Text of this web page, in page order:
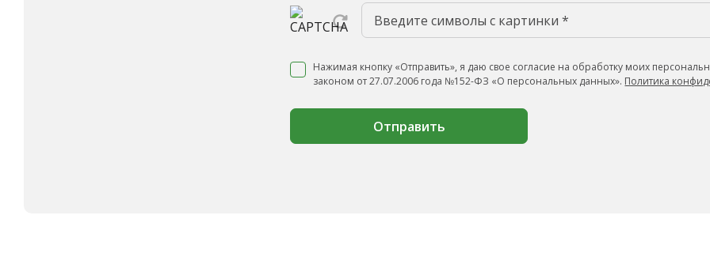
Нажимая кнопку «Отправить», я даю свое согласие на обработку моих
законом от 27.07.2006 года №152-ФЗ «О персональных данных». Политика
Отправить